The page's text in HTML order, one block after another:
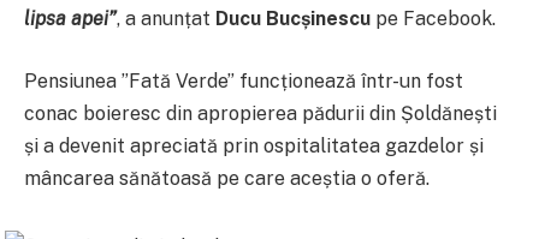
lipsa apei”, a anunțat Ducu Bucșinescu pe Facebook.
Pensiunea ”Fată Verde” funcționează într-un fost
conac boieresc din apropierea pădurii din Șoldănești
și a devenit apreciată prin ospitalitatea gazdelor și
mâncarea sănătoasă pe care aceștia o oferă.